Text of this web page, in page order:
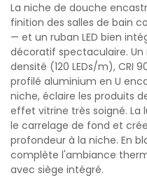
La niche de douche
finition des salles de bain
— et un ruban LED bien
décoratif spectaculaire. Un
densité (120 LEDs/m), CRI
profilé aluminium en U
niche, éclaire les produits
effet vitrine très soigné. La
le carrelage de fond et
profondeur à la niche. En
complète l'ambiance
avec siège intégré.